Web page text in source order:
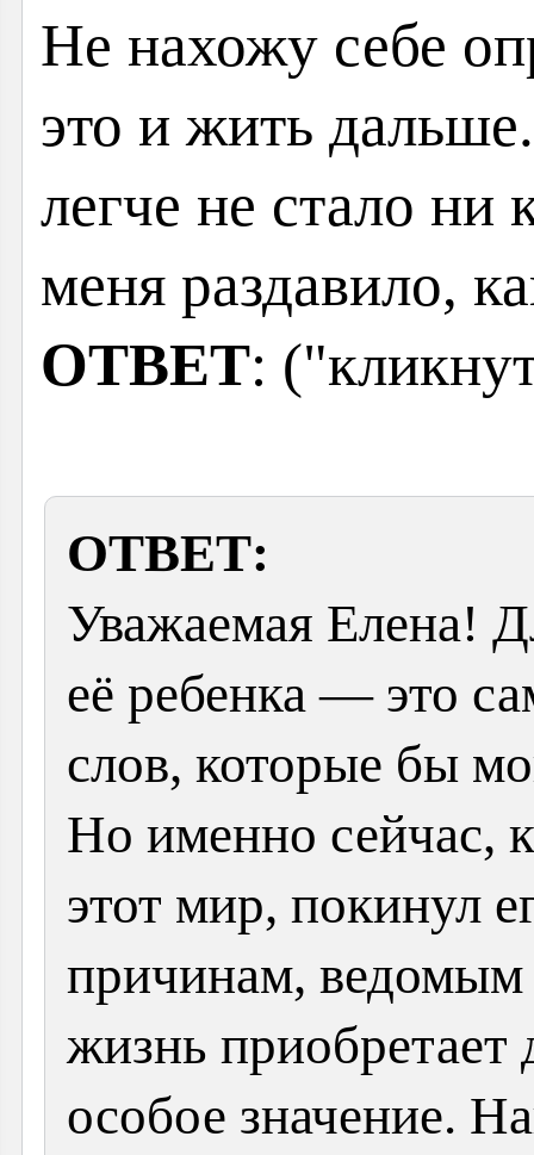
Не нахожу себе
это и жить
легче не стало
меня раздавило,
ОТВЕТ:
ОТВЕТ:
Уважаемая Елена!
её ребенка — это
слов, которые бы
Но именно сейчас,
этот мир, покинул
причинам, ведомым
жизнь приобретает
особое значение.